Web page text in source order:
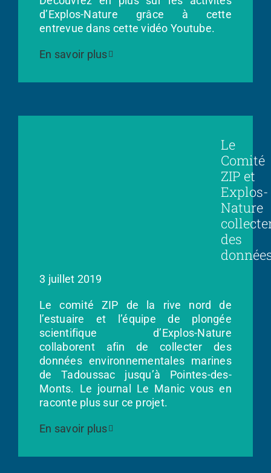
d’Explos-Nature grâce à cette
entrevue dans cette vidéo Youtube.
En savoir plus
Le
Comité
ZIP et
Explos-
Nature
des
3 juillet 2019
Le comité ZIP de la rive nord de
l’estuaire et l’équipe de plongée
scientifique d’Explos-Nature
collaborent afin de collecter des
données environnementales marines
de Tadoussac jusqu’à Pointes-des-
Monts. Le journal Le Manic vous en
raconte plus sur ce projet.
En savoir plus